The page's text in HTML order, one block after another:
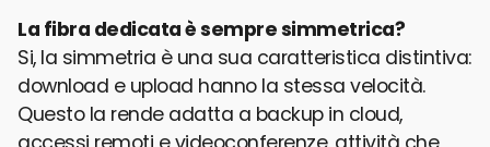
La fibra dedicata è sempre simmetrica?
Si, la simmetria è una sua caratteristica distintiva:
download e upload hanno la stessa velocità.
Questo la rende adatta a backup in cloud,